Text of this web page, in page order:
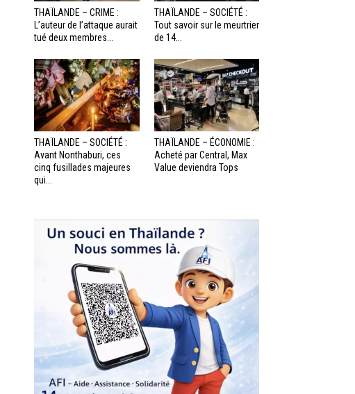
THAÏLANDE – CRIME :
L’auteur de l’attaque aurait
tué deux membres...
THAÏLANDE – SOCIÉTÉ :
Tout savoir sur le meurtrier
de 14...
THAÏLANDE – SOCIÉTÉ :
Avant Nonthaburi, ces
cinq fusillades majeures
qui...
THAÏLANDE – ÉCONOMIE :
Acheté par Central, Max
Value deviendra Tops